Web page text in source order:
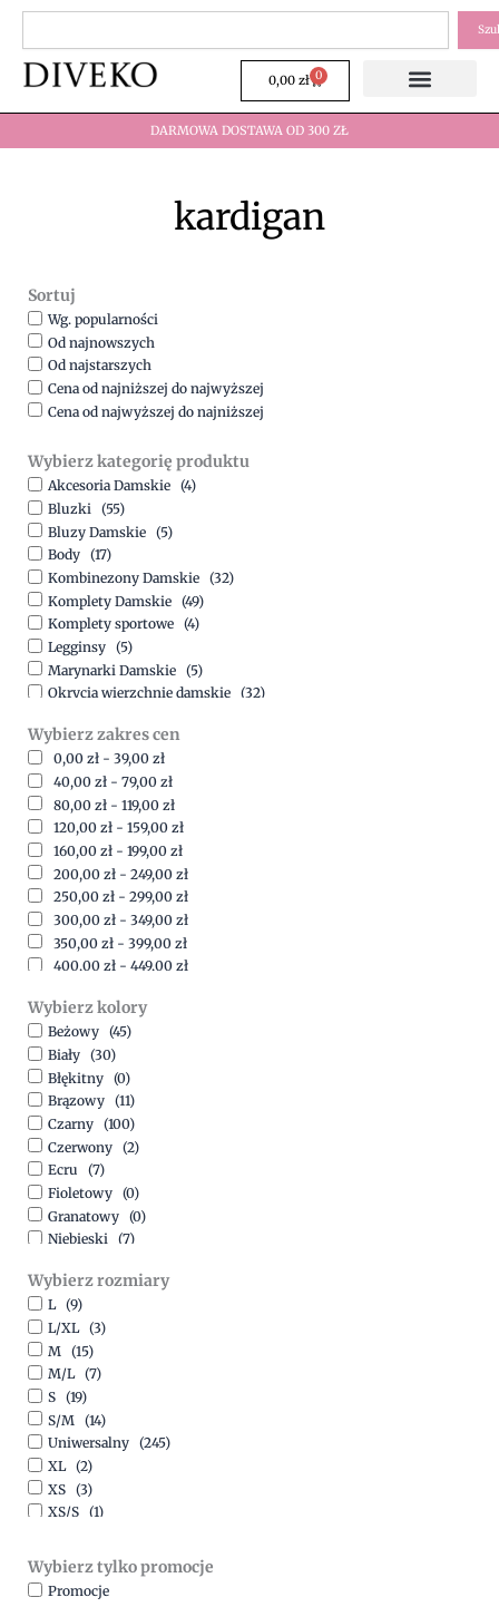
Przejdź
treści
0,00 zł 0
Wózek
DARMOWA DOSTAWA OD 300 ZŁ
kardigan
Sortuj
Wg. popularności
Od najnowszych
Od najstarszych
Cena od najniższej do najwyższej
Cena od najwyższej do najniższej
Wybierz kategorię produktu
Akcesoria Damskie (4)
Bluzki (55)
Bluzy Damskie (5)
Body (17)
Kombinezony Damskie (32)
Komplety Damskie (49)
Komplety sportowe (4)
Legginsy (5)
Marynarki Damskie (5)
Okrycia wierzchnie damskie (32)
Spodnie (15)
Sukienki (41)
Swetry Damskie (19)
Szorty (7)
Wybierz zakres cen
0,00 zł - 39,00 zł
40,00 zł - 79,00 zł
80,00 zł - 119,00 zł
120,00 zł - 159,00 zł
160,00 zł - 199,00 zł
200,00 zł - 249,00 zł
250,00 zł - 299,00 zł
300,00 zł - 349,00 zł
350,00 zł - 399,00 zł
400,00 zł - 449,00 zł
500,00zł-1500,00
Wybierz kolory
Beżowy (45)
Biały (30)
Błękitny (0)
Brązowy (11)
Czarny (100)
Czerwony (2)
Ecru
(7)
Fioletowy (0)
Granatowy (0)
Niebieski (7)
Pomarańczowy
(2)
Różowy
Srebrny
Szary
Turkusowy
Zielony
Złoty
(1)
Wybierz rozmiary
L (9)
L/XL (3)
M (15)
M/L (7)
S (19)
S/M (14)
Uniwersalny (245)
XL (2)
XS (3)
XS/S (1)
Wybierz tylko promocje
Promocje